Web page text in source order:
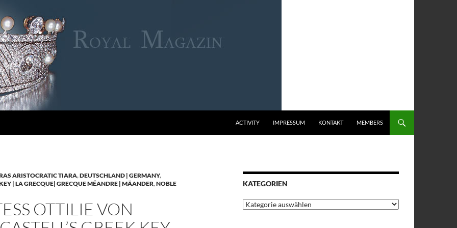
ACTIVITY IMPRESSUM KONTAKT MEMBERS
ARISTOCRATIC TIARA,DEUTSCHLAND | GERMANY,
| LA GRECQUE| GRECQUE MÉANDRE | MÄANDER,NOBLE
OTTILIE VON
KATEGORIEN
Kategorien